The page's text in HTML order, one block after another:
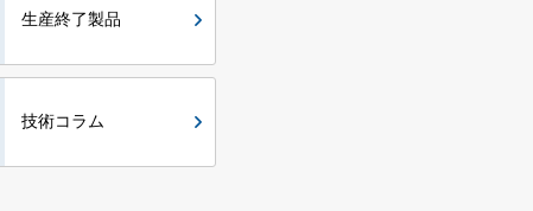
生産終了製品
技術コラム